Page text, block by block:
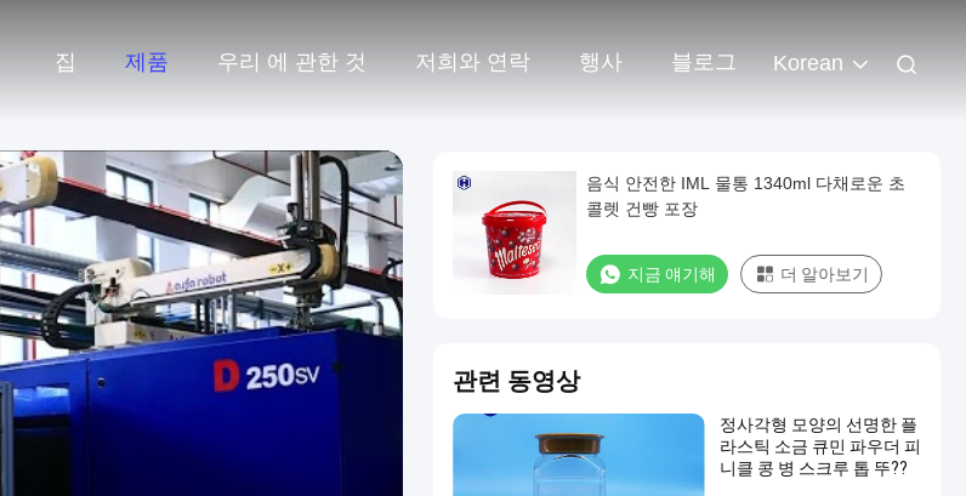
집 제품 우리 에 관한 것 저희와 연락 행사 블로그 Korean
음식 안전한 IML 물통 1340ml 다채로운 초
콜렛 건빵 포장
지금 얘기해 더 알아보기
관련 동영상
정사각형 모양의 선명한 플
라스틱 소금 큐민 파우더 피
니클 콩 병 스크루 톱 뚜??